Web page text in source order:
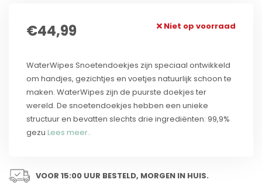
€44,99 Niet op voorraad
WaterWipes Snoetendoekjes zijn speciaal ontwikkeld
om handjes, gezichtjes en voetjes natuurlijk schoon te
maken. WaterWipes zijn de puurste doekjes ter
wereld. De snoetendoekjes hebben een unieke
structuur en bevatten slechts drie ingrediënten: 99,9%
gezu Lees meer..
VOOR 15:00 UUR BESTELD, MORGEN IN HUIS.